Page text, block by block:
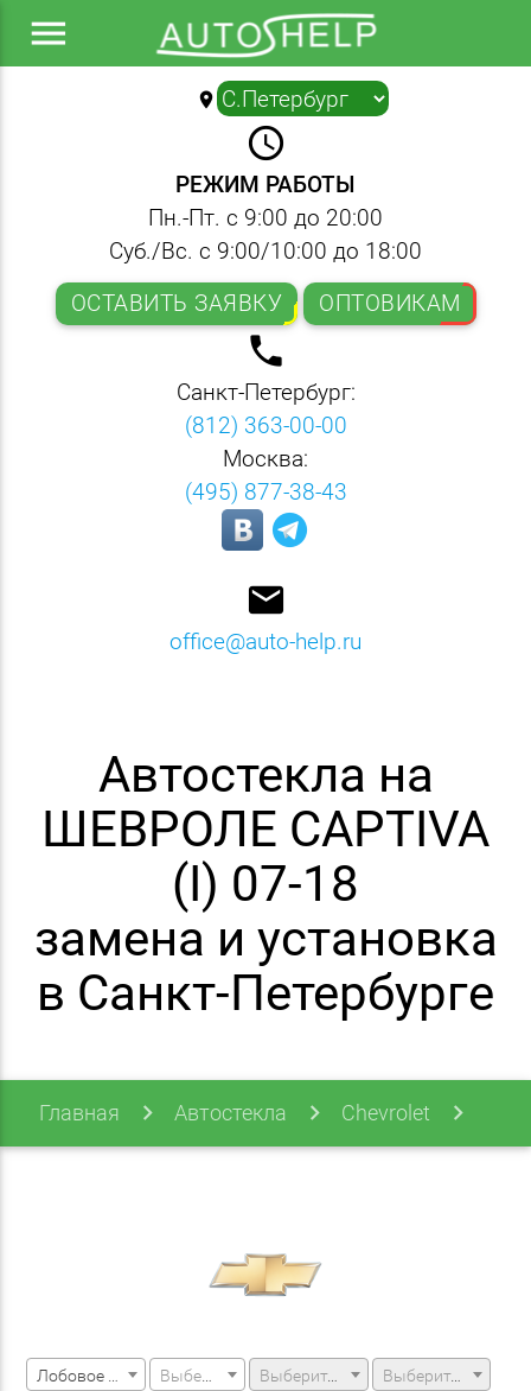
menu
location_on ▼
query_builder
РЕЖИМ РАБОТЫ
Пн.-Пт. с 9:00 до 20:00
Суб./Вс. с 9:00/10:00 до 18:00
ОСТАВИТЬ ЗАЯВКУ
ОПТОВИКАМ
local_phone
Санкт-Петербург:
(812) 363-00-00
Москва:
(495) 877-38-43
email
office@auto-help.ru
Автостекла на
ШЕВРОЛЕ CAPTIVA
(I) 07-18
замена и установка
в Санкт-Петербурге
Главная Автостекла Chevrolet
Выберите модель машины Выберите модификацию